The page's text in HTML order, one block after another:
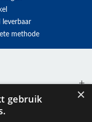
methode
×
gebruik